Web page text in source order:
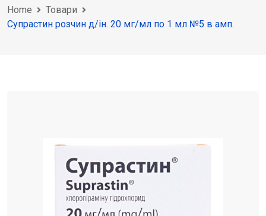
Home
Товари
Супрастин розчин д/ін. 20 мг/мл по 1 мл №5 в амп.